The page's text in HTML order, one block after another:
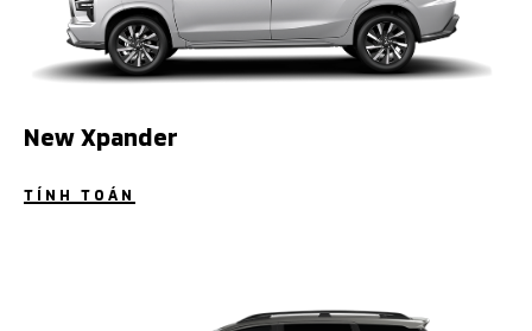
New Xpander
TÍNH TOÁN